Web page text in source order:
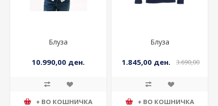
Блуза
10.990,00 ден.
+ ВО КОШНИЧКА
Блуза
1.845,00 ден.
3.690,00
+ ВО КОШНИЧКА